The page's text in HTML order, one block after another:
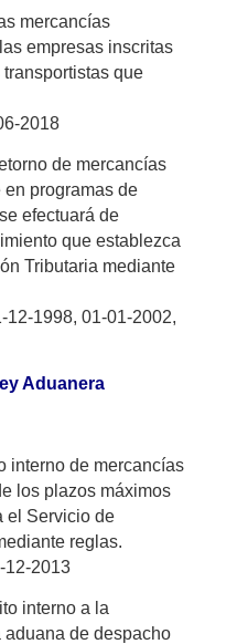
mercancías
empresas inscritas
que
2018
de mercancías
programas de
efectuará de
que establezca
Tributaria mediante
12-1998, 01-01-2002,
Aduanera
interno de mercancías
los plazos máximos
el Servicio de
reglas.
12-2013
interno a la
de despacho